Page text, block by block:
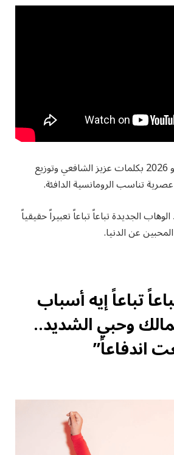
في مايو 2026 بكلمات عزيز الشافعي وتوزيع
تناسب الرومانسية الدافئة.
الجديدة تباعاً تباعاً تعبيراً حقيقياً
عن الدنيا.
تباعاً إيه أسباب
وحبي الشديد..
اندفاعاً”